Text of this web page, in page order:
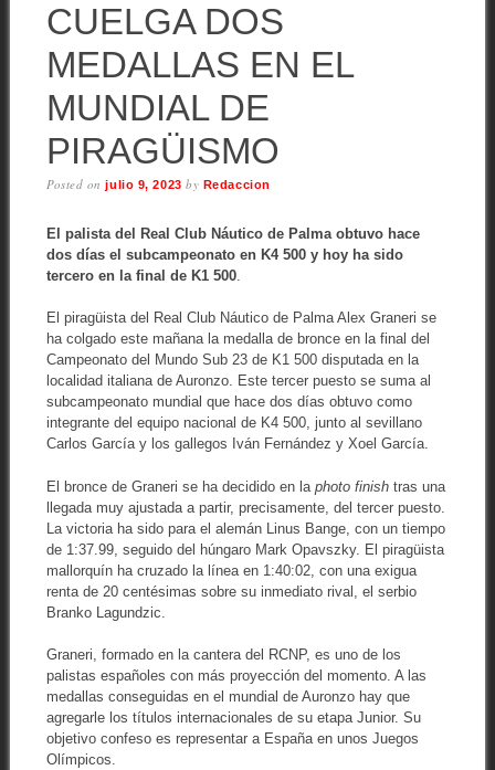
CUELGA DOS
MEDALLAS EN EL
MUNDIAL DE
PIRAGÜISMO
Posted onjulio 9, 2023 by Redaccion
El palista del Real Club Náutico de Palma obtuvo hace
dos días el subcampeonato en K4 500 y hoy ha sido
tercero en la final de K1 500.
El piragüista del Real Club Náutico de Palma Alex Graneri se
ha colgado este mañana la medalla de bronce en la final del
Campeonato del Mundo Sub 23 de K1 500 disputada en la
localidad italiana de Auronzo. Este tercer puesto se suma al
subcampeonato mundial que hace dos días obtuvo como
integrante del equipo nacional de K4 500, junto al sevillano
Carlos García y los gallegos Iván Fernández y Xoel García.
El bronce de Graneri se ha decidido en la photo finishtras una
llegada muy ajustada a partir, precisamente, del tercer puesto.
La victoria ha sido para el alemán Linus Bange, con un tiempo
de 1:37.99, seguido del húngaro Mark Opavszky. El piragüista
mallorquín ha cruzado la línea en 1:40:02, con una exigua
renta de 20 centésimas sobre su inmediato rival, el serbio
Branko Lagundzic.
Graneri, formado en la cantera del RCNP, es uno de los
palistas españoles con más proyección del momento. A las
medallas conseguidas en el mundial de Auronzo hay que
agregarle los títulos internacionales de su etapa Junior. Su
objetivo confeso es representar a España en unos Juegos
Olímpicos.